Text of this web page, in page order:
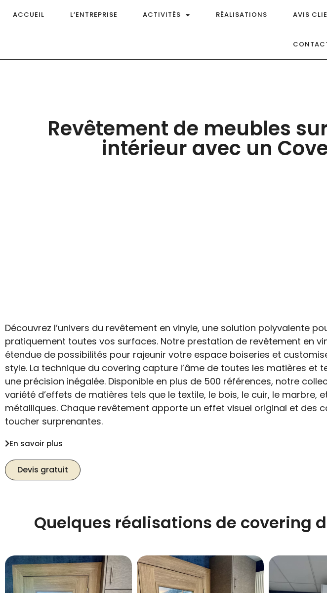
ACCUEIL L’ENTREPRISE ACTIVITÉS RÉALISATIONS AVIS
Revêtement de meubles
intérieur avec un
Découvrez l’univers du revêtement en vinyle, une solution polyvalente
pratiquement toutes vos surfaces. Notre prestation de revêtement en
étendue de possibilités pour rajeunir votre espace boiseries et
style. La technique du covering capture l’âme de toutes les matières et
une précision inégalée. Disponible en plus de 500 références, notre
variété d’effets de matières tels que le textile, le bois, le cuir, le marbre,
métalliques. Chaque revêtement apporte un effet visuel original et des
toucher surprenantes.
En savoir plus
Devis gratuit
Quelques réalisations de covering